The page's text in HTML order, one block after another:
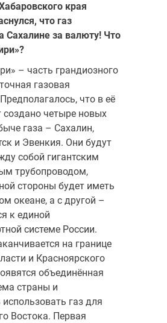
края
что газ
Сахалине за валюту! Что
– часть грандиозного
газовая
что в её
создано четыре новых
газа – Сахалин,
и Эвенкия. Они будут
собой гигантским
трубопроводом,
стороны будет иметь
океане, а с другой –
к единой
системе России.
на границе
и Красноярского
объединённая
страны и
газ для
Востока. Первая